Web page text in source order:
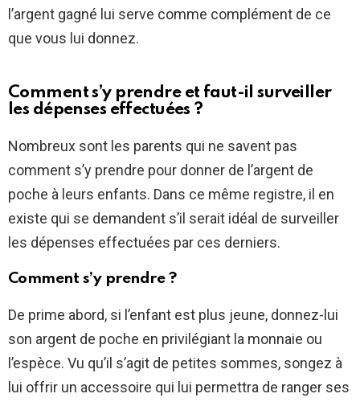
l’argent gagné lui serve comme complément de ce
que vous lui donnez.
Comment s’y prendre et faut-il surveiller
les dépenses effectuées ?
Nombreux sont les parents qui ne savent pas
comment s’y prendre pour donner de l’argent de
poche à leurs enfants. Dans ce même registre, il en
existe qui se demandent s’il serait idéal de surveiller
les dépenses effectuées par ces derniers.
Comment s’y prendre ?
De prime abord, si l’enfant est plus jeune, donnez-lui
son argent de poche en privilégiant la monnaie ou
l’espèce. Vu qu’il s’agit de petites sommes, songez à
lui offrir un accessoire qui lui permettra de ranger ses